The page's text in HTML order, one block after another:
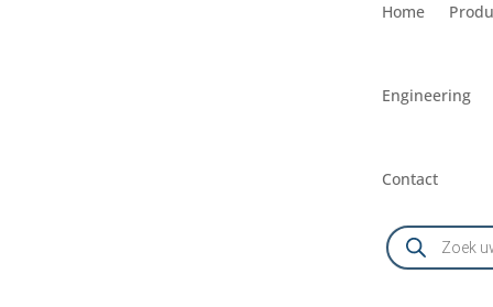
Home
Engineering
Contact
Producten
zoeken